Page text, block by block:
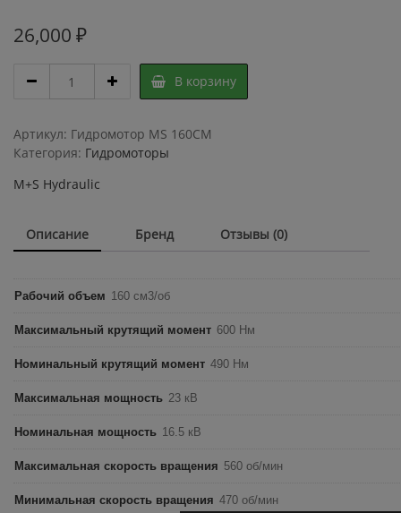
26,000 ₽
Гидромотор
M+S
MS
160CM
В корзину
Артикул: Гидромотор MS 160CM
Категория: Гидромоторы
M+S Hydraulic
Описание Бренд Отзывы (0)
Рабочий объем 160 см3/об
Максимальный крутящий момент 600 Нм
Номинальный крутящий момент 490 Нм
Максимальная мощность 23 кВ
Номинальная мощность 16.5 кВ
Максимальная скорость вращения 560 об/мин
Минимальная скорость вращения 470 об/мин